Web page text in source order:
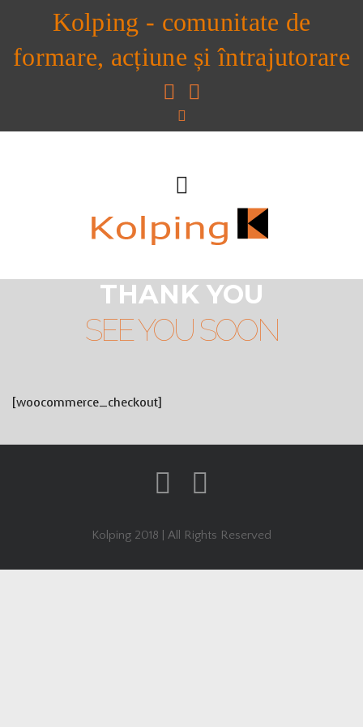
Kolping - comunitate de
formare, acțiune și întrajutorare
THANK YOU
SEE YOU SOON
[woocommerce_checkout]
Kolping 2018 | All Rights Reserved